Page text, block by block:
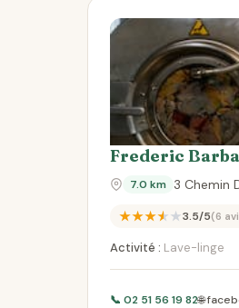
Frederic
7.0 km 3 Chemin
★★★★★3.5/5(6
Activité : Lave-linge
📞 02 51 56 19 82🌐